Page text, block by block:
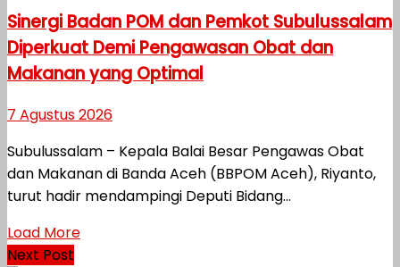
Sinergi Badan POM dan Pemkot Subulussalam
Diperkuat Demi Pengawasan Obat dan
Makanan yang Optimal
7 Agustus 2026
Subulussalam – Kepala Balai Besar Pengawas Obat
dan Makanan di Banda Aceh (BBPOM Aceh), Riyanto,
turut hadir mendampingi Deputi Bidang...
Load More
Next Post